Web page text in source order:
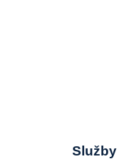
Služby